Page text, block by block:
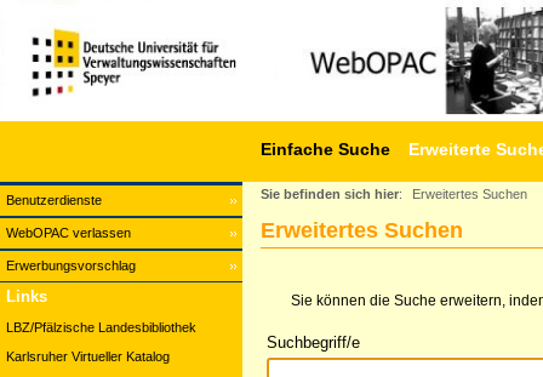
Benutzerdienste
WebOPAC verlassen
Erwerbungsvorschlag
Einfache Suche Erweiterte
Links
LBZ/Pfälzische Landesbibliothek
Karlsruher Virtueller Katalog
Sie befinden sich hier: Erweitertes Suchen
Erweitertes Suchen
Sie können die Suche erweitern,
Suchbegriff/e